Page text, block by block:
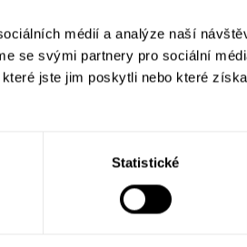
médií a analýze naší
se svými partnery pro sociální
jste jim poskytli nebo které
Statistické
Zajištěná je přímo
listu vlastnictví (LV) se
a tyto úvěry zastavit
asi měsíc. Nejprve proběhne
procesu po zhruba měsíci
Bedby, s. r. o., prodává
Bedby, s. r. o., do